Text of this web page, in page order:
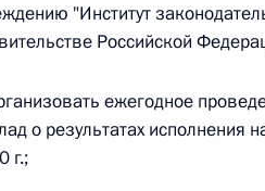
изменений в статью 13–2
утратившим силу пункта
в Федеральный закон „Об
2026 года
"Институт
Российской
ежегодное
о результатах исполнения
г.;